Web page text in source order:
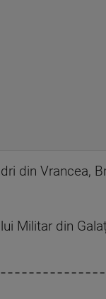
din Vrancea,
Militar din